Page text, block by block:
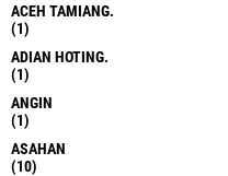
ACEH TAMIANG.
(1)
ADIAN HOTING.
(1)
ANGIN
(1)
ASAHAN
(10)